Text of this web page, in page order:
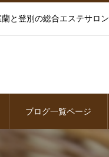
と登別の総合エステサロン
ブログ一覧ページ